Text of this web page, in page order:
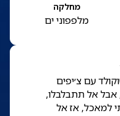
מחלקה
מלפפוני ים
עם צ׳יפים
אבל אל תתבלבלו,
למאכל, אז אל